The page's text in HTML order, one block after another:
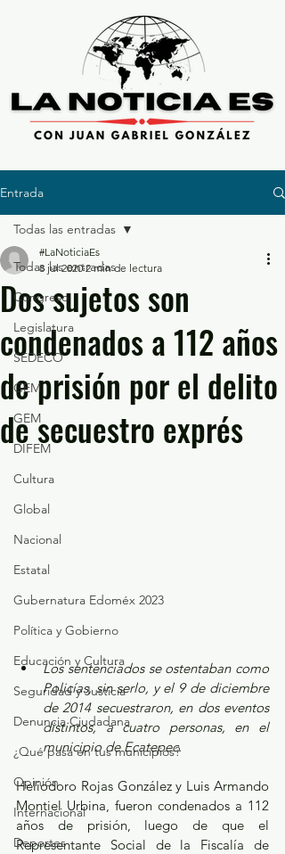
Entrada
Todas las entradas
Congreso
Legislatura
SEDECO
GEM
GEM
DIFEM
Cultura
Global
Nacional
Estatal
Gubernatura Edoméx 2023
Política y Gobierno
Educación y Cultura
Seguridad y Justicia
Denuncia Ciudadana
¿Qué pasa en tus municipios?
Opinión
Internacional
Deportes
Todas las entradas
Dos sujetos son
condenados a 112 años
de prisión por el delito
de secuestro exprés
#LaNoticiaEs
8 jul 2020 2 min de lectura
Los sentenciados se ostentaban como
Policías, sin serlo, y el 9 de diciembre
de 2014 secuestraron, en dos eventos
distintos, a cuatro personas, en el
municipio de Ecatepec.
Heliodoro Rojas González y Luis Armando
Montiel Urbina, fueron condenados a 112
años de prisión, luego de que el
Representante Social de la Fiscalía de